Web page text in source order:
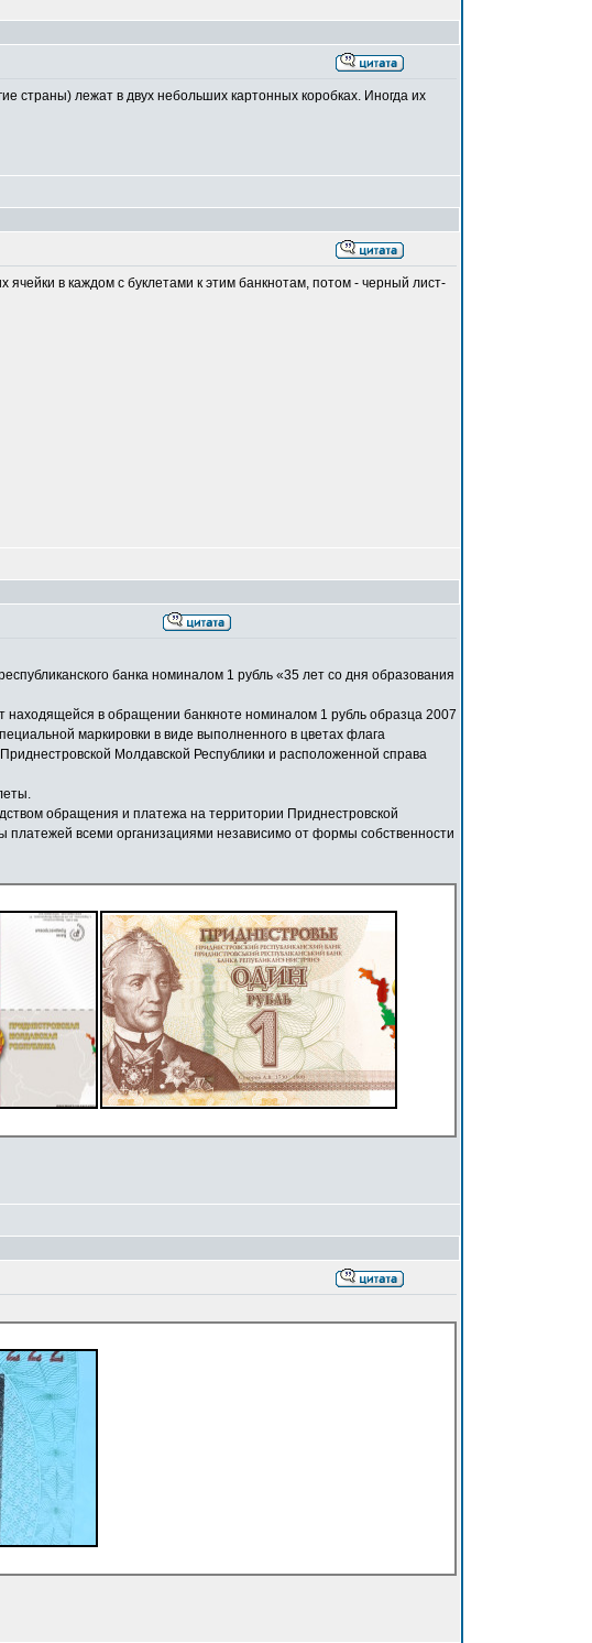
страны) лежат в двух небольших картонных коробках. Иногда их
в каждом с буклетами к этим банкнотам, потом - черный лист-
банка номиналом 1 рубль «35 лет со дня образования
находящейся в обращении банкноте номиналом 1 рубль образца 2007
маркировки в виде выполненного в цветах флага
Молдавской Республики и расположенной справа
обращения и платежа на территории Приднестровской
платежей всеми организациями независимо от формы собственности